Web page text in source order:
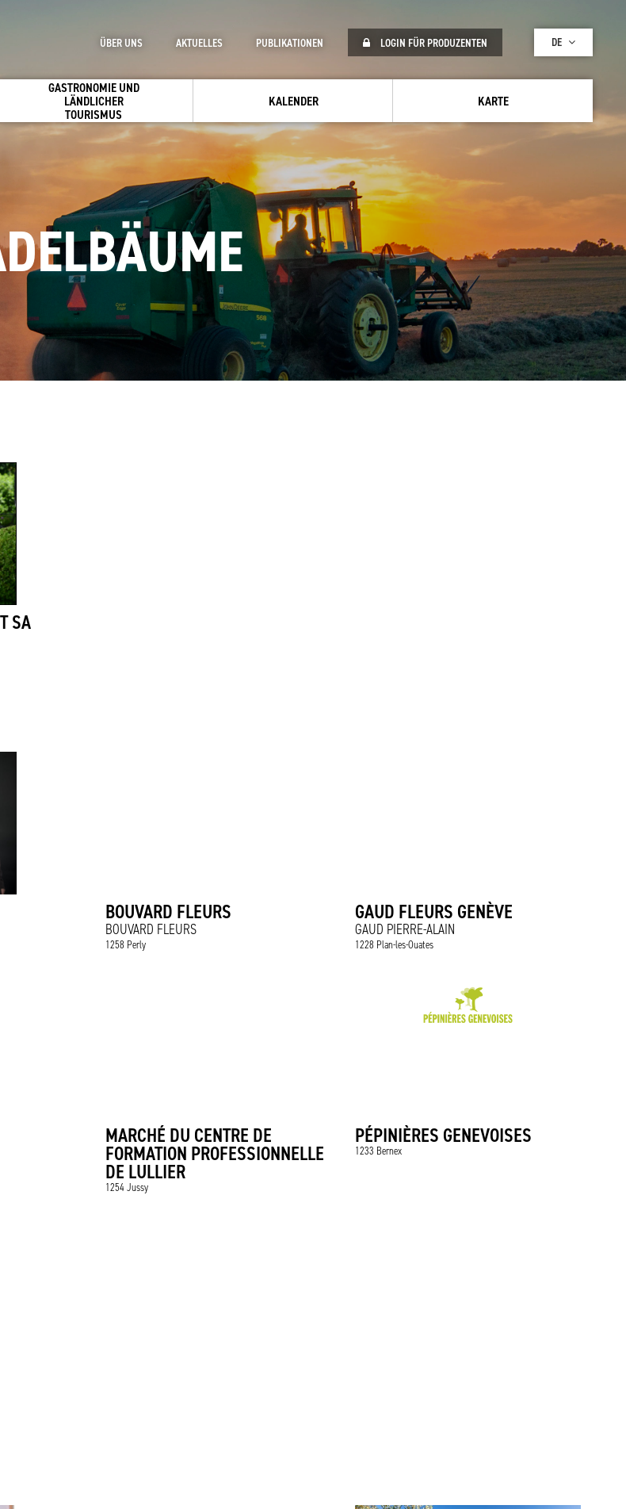
GASTRONOMIE UND
LÄNDLICHER
TOURISMUS
KALENDER KARTE
ÜBER UNS AKTUELLES PUBLIKATIONEN LOGIN FÜR PRODUZENTEN DE
SA
BOUVARD FLEURS
BOUVARD FLEURS
1258 Perly
GAUD FLEURS GENÈVE
GAUD PIERRE-ALAIN
1228 Plan-les-Ouates
MARCHÉ DU CENTRE DE
FORMATION PROFESSIONNELLE
DE LULLIER
1254 Jussy
PÉPINIÈRES GENEVOISES
1233 Bernex